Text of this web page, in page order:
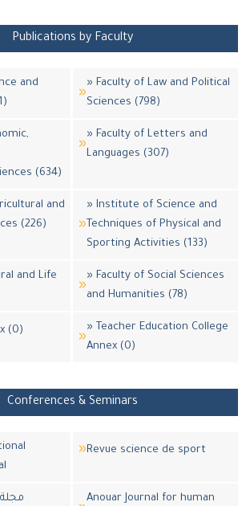
Publications by Faculty
and
» Faculty of Law and Political
Sciences (798)
(634)
» Faculty of Letters and
Languages (307)
and
(226)
» Institute of Science and
Techniques of Physical and
Sporting Activities (133)
and Life
» Faculty of Social Sciences
and Humanities (78)
(0)
» Teacher Education College
Annex (0)
Conferences & Seminars
Revue science de sport
Anouar Journal for human